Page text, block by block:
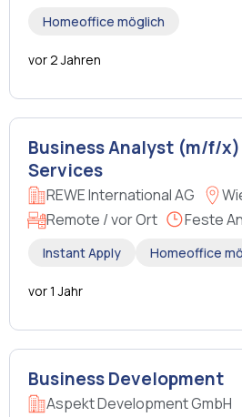
Homeoffice möglich
vor 2 Jahren
Business Analyst (m/f/x)
Services
REWE International AG
Remote / vor Ort
Feste
Instant Apply Homeoffice
vor 1 Jahr
Business Development
Aspekt Development GmbH